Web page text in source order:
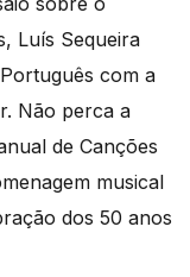
Luís Sequeira
com a
Não perca a
de Canções
musical
dos 50 anos